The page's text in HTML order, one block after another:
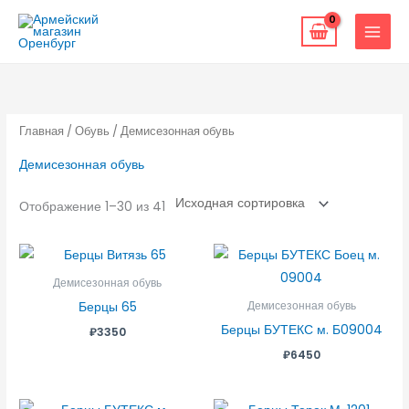
Перейти
содержимому
Главная /Обувь / Демисезонная обувь
Демисезонная обувь
Отображение 1–30 из 41
Демисезонная обувь
Берцы 65
₽3350
Демисезонная обувь
Берцы БУТЕКС м. Б09004
₽6450